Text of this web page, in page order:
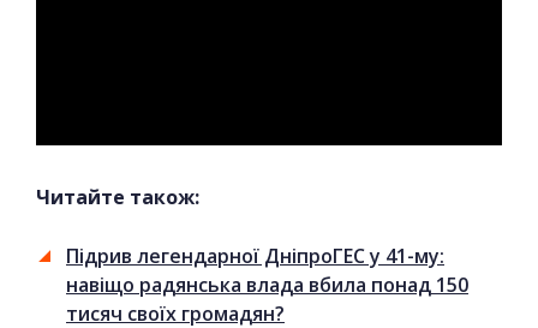
Читайте також:
Підрив легендарної ДніпроГЕС у 41-му:
навіщо радянська влада вбила понад 150
тисяч своїх громадян?